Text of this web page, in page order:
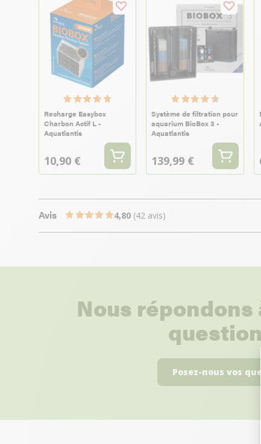
Recharge Easybox
Charbon Actif L -
Aquatlantis
10,90 €
Système de filtration pour
aquarium BioBox 3 -
Aquatlantis
139,99 €
Avis 4,80 (42 avis)
Nous répondons
Posez-nous vos